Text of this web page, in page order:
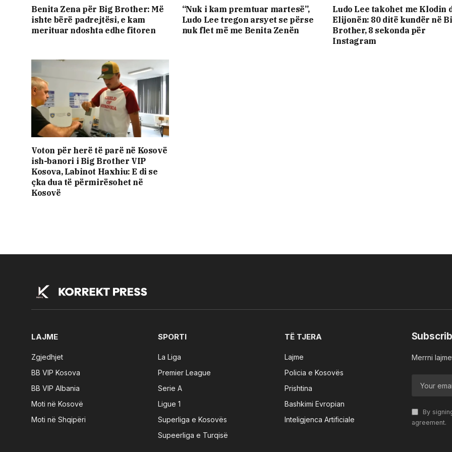
Benita Zena për Big Brother: Më
ishte bërë padrejtësi, e kam
merituar ndoshta edhe fitoren
“Nuk i kam premtuar martesë”,
Ludo Lee tregon arsyet se përse
nuk flet më me Benita Zenën
Ludo Lee takohet me Klodin
Elijonën: 80 ditë kundër në
Brother, 8 sekonda për
Instagram
Voton për herë të parë në Kosovë
ish-banori i Big Brother VIP
Kosova, Labinot Haxhiu: E di se
çka dua të përmirësohet në
Kosovë
LAJME
Zgjedhjet
BB VIP Kosova
BB VIP Albania
Moti në Kosovë
Moti në Shqipëri
SPORTI
La Liga
Premier League
Serie A
Ligue 1
Superliga e Kosovës
Supeerliga e Turqisë
TË TJERA
Lajme
Policia e Kosovës
Prishtina
Bashkimi Evropian
Inteligjenca Artificiale
Merrni
By
agreement.